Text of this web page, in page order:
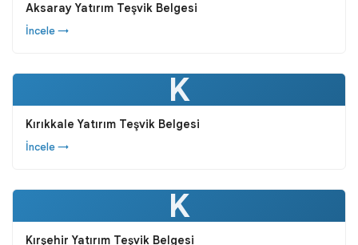
Aksaray Yatırım Teşvik Belgesi
İncele →
K
Kırıkkale Yatırım Teşvik Belgesi
İncele →
K
Kırşehir Yatırım Teşvik Belgesi